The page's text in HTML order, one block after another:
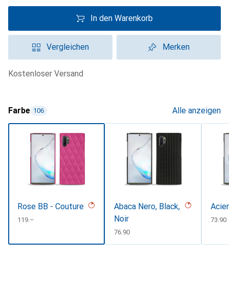
In den Warenkorb
Vergleichen Merken
kostenloser Versand
Farbe 106 Alle anzeigen
Rose BB - Couture
CHF
119.–
Abaca Nero, Black,
Noir
CHF
76.90
CHF
73.90